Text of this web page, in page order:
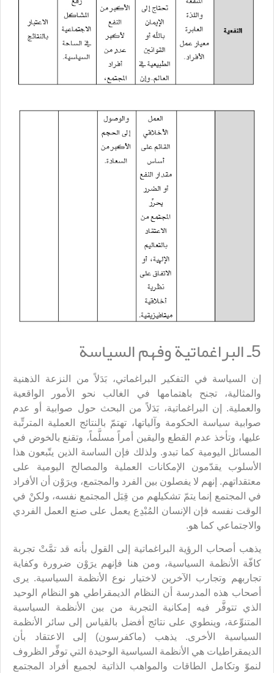
5ـ البراغماتية وفهم السياسة
إن السياسة في التفكير البراغماتي، بَدَلاً من النزعة الذهنية
والمثالية، تجنح باهتمامها في الغالب نحو الأمور الواقعية
والعملية. إن البراغماتية، بَدَلاً من البحث حول صوابية أو عدم
صوابية سياسة الحكومة وآلياتها، تهتمّ بالنتائج العملية المترتِّبة
عليها، وتأخذ عدم القطع واليقين أمراً مسلَّماً، وتقنع بالخوض في
المسائل اليومية كما تبدو. ولذلك فإن الساسة الذين يتّبعون هذا
الأسلوب يقدّمون الإمكانات العملية والمصالح اليومية على
معتقداتهم. إنهم لا يفصلون بين الفرد والمجتمع، ويرَوْن أن الأفراد
في المجتمع إنما يتمّ تشكيلهم من قِبَل المجتمع نفسه، ولكنْ في
الوقت نفسه فإن الإنسان المُبْدِع يعمل على صنع العمل الفردي
والاجتماعي كما هو.
يذهب أصحاب الرؤية البراغماتية إلى القول بأنه قد تمَّتْ تجربة
كافّة الأنظمة السياسية، ومن هنا فإنهم يرَوْن ضرورة وكفاية
تجاربهم وتجارب الآخرين لاختيار نوع الأنظمة السياسية. يرى
أصحاب هذه المدرسة أن النظام الديمقراطي هو النظام الوحيد
الذي تتوفَّر فيه إمكانية التجربة من بين الأنظمة السياسية
المتنوِّعة، وينطوي على نتائج أفضل بالقياس إلى سائر الأنظمة
السياسية الأخرى. يذهب (ماكفرسون) إلى الاعتقاد بأن
الديمقراطيات هي الأنظمة السياسية الوحيدة التي توفِّر الظروف
لنموّ وتكامل الطاقات والمواهب الذاتية لجميع أفراد المجتمع